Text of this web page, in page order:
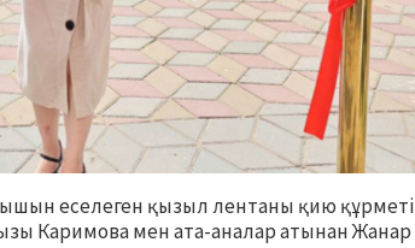
еселеген қызыл лентаны қию құрметі
Каримова мен ата-аналар атынан Жанар